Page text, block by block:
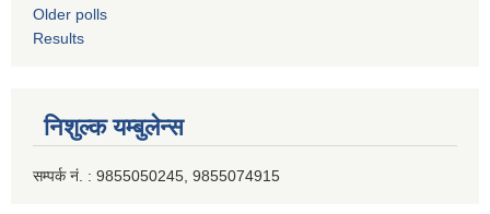
Older polls
Results
निशुल्क यम्बुलेन्स
सम्पर्क नं. : 9855050245, 9855074915